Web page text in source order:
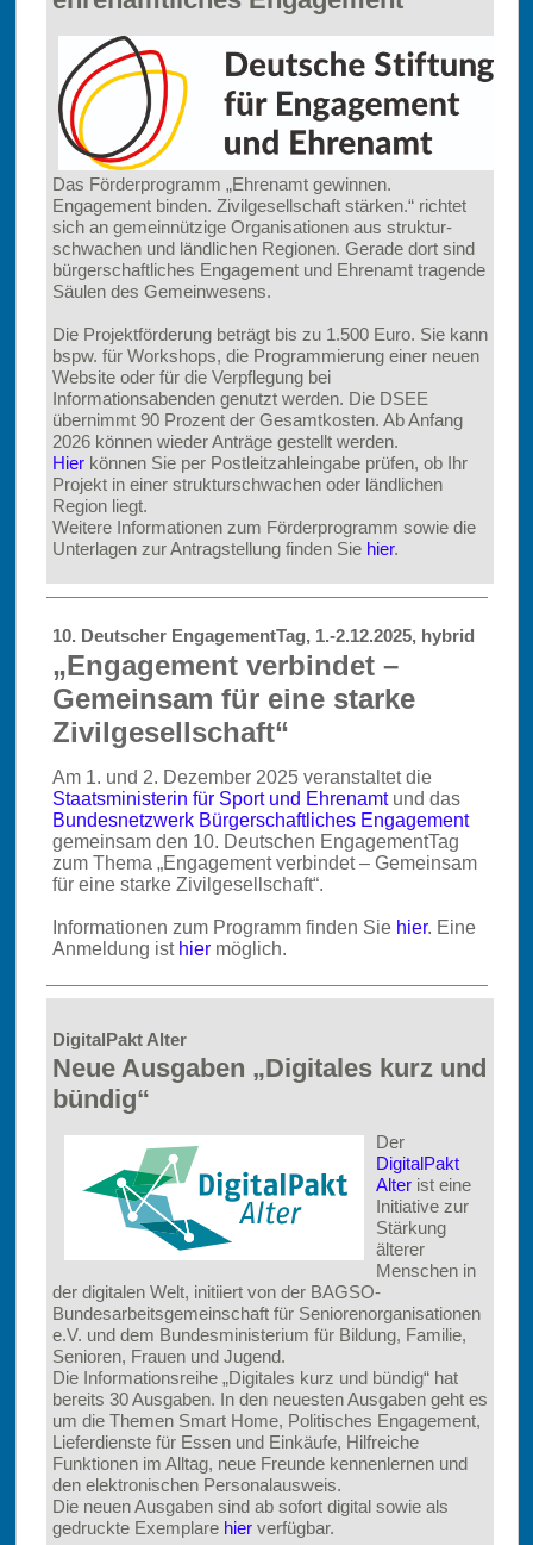
Das Förderprogramm „Ehrenamt gewinnen.
Engagement binden. Zivilgesellschaft stärken.“ richtet
sich an gemeinnützige Organisationen aus struktur-
schwachen und ländlichen Regionen. Gerade dort sind
bürgerschaftliches Engagement und Ehrenamt tragende
Säulen des Gemeinwesens.
Die Projektförderung beträgt bis zu 1.500 Euro. Sie kann
bspw. für Workshops, die Programmierung einer neuen
Website oder für die Verpflegung bei
Informationsabenden genutzt werden. Die DSEE
übernimmt 90 Prozent der Gesamtkosten. Ab Anfang
2026 können wieder Anträge gestellt werden.
Hierkönnen Sie per Postleitzahleingabe prüfen, ob Ihr
Projekt in einer strukturschwachen oder ländlichen
Region liegt.
Weitere Informationen zum Förderprogramm sowie die
Unterlagen zur Antragstellung finden Sie hier.
10. Deutscher EngagementTag, 1.-2.12.2025, hybrid
„Engagement verbindet –
Gemeinsam für eine starke
Zivilgesellschaft“
Am 1. und 2. Dezember 2025 veranstaltet die
Staatsministerin für Sport und Ehrenamtund das
Bundesnetzwerk Bürgerschaftliches Engagement
gemeinsam den 10. Deutschen EngagementTag
zum Thema „Engagement verbindet – Gemeinsam
für eine starke Zivilgesellschaft“.
Informationen zum Programm finden Sie hier. Eine
Anmeldung ist hiermöglich.
DigitalPakt Alter
Neue Ausgaben „Digitales kurz und
bündig“
Der
DigitalPakt
Alterist eine
Initiative zur
Stärkung
älterer
Menschen in
der digitalen Welt, initiiert von der BAGSO-
Bundesarbeitsgemeinschaft für Seniorenorganisationen
e.V. und dem Bundesministerium für Bildung, Familie,
Senioren, Frauen und Jugend.
Die Informationsreihe „Digitales kurz und bündig“ hat
bereits 30 Ausgaben. In den neuesten Ausgaben geht es
um die Themen Smart Home, Politisches Engagement,
Lieferdienste für Essen und Einkäufe, Hilfreiche
Funktionen im Alltag, neue Freunde kennenlernen und
den elektronischen Personalausweis.
Die neuen Ausgaben sind ab sofort digital sowie als
gedruckte Exemplare hierverfügbar.